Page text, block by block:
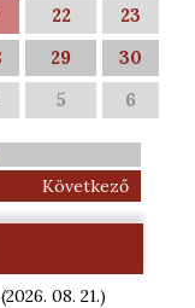
22
23
29
30
5 6
Következő
(2026. 08. 21.)